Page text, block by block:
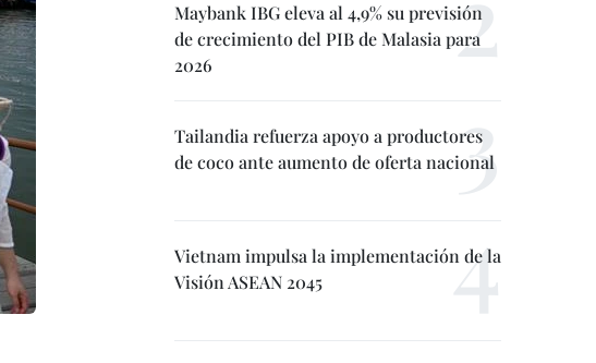
Maybank IBG eleva al 4,9% su previsión
de crecimiento del PIB de Malasia para
2026
Tailandia refuerza apoyo a productores
de coco ante aumento de oferta nacional
Vietnam impulsa la implementación de la
Visión ASEAN 2045